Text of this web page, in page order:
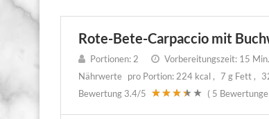
Rote-Bete-Carpaccio mit
Portionen: 2 Vorbereitungszeit: 15 Min.
Nährwerte pro Portion: 224 kcal 7 g Fett
Bewertung 3.4/5 ( 5